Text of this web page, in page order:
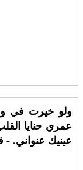
ولو خيرت في
عمري حنايا
عينيك عنواني. -